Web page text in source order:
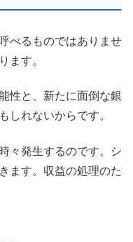
べるものではありませ
ます。
性と、新たに面倒な銀
しれないからです。
々発生するのです。シ
ます。収益の処理のた